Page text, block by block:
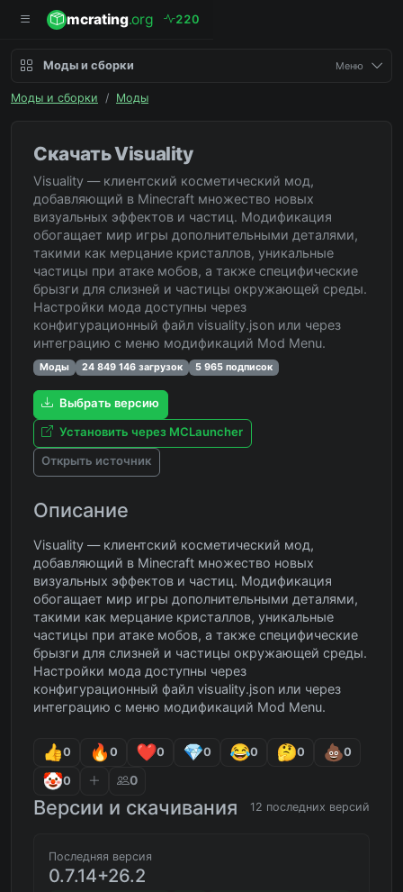
mcrating.org 220
Моды и сборки Меню
Моды и сборки / Моды
Скачать Visuality
Visuality — клиентский косметический мод,
добавляющий в Minecraft множество новых
визуальных эффектов и частиц. Модификация
обогащает мир игры дополнительными деталями,
такими как мерцание кристаллов, уникальные
частицы при атаке мобов, а также специфические
брызги для слизней и частицы окружающей среды.
Настройки мода доступны через
конфигурационный файл visuality.json или через
интеграцию с меню модификаций Mod Menu.
Моды 24 849 146 загрузок 5 965 подписок
Выбрать версию
Установить через MCLauncher
Открыть источник
Описание
Visuality — клиентский косметический мод,
добавляющий в Minecraft множество новых
визуальных эффектов и частиц. Модификация
обогащает мир игры дополнительными деталями,
такими как мерцание кристаллов, уникальные
частицы при атаке мобов, а также специфические
брызги для слизней и частицы окружающей среды.
Настройки мода доступны через
конфигурационный файл visuality.json или через
интеграцию с меню модификаций Mod Menu.
0 0 0 0 0 0 0
0 0
Версии и скачивания 12 последних версий
Последняя версия
0.7.14+26.2